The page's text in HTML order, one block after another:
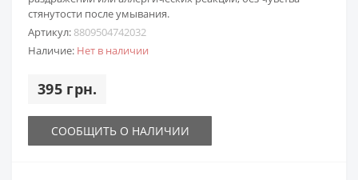
стянутости после умывания.
Артикул: 8809504742032
Наличие: Нет в наличии
395 грн.
СООБЩИТЬ О НАЛИЧИИ